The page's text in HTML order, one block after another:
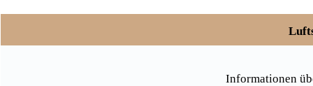
Informationen